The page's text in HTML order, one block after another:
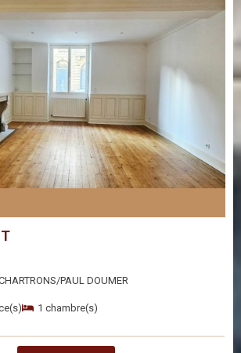
PAUL DOUMER
1 chambre(s)